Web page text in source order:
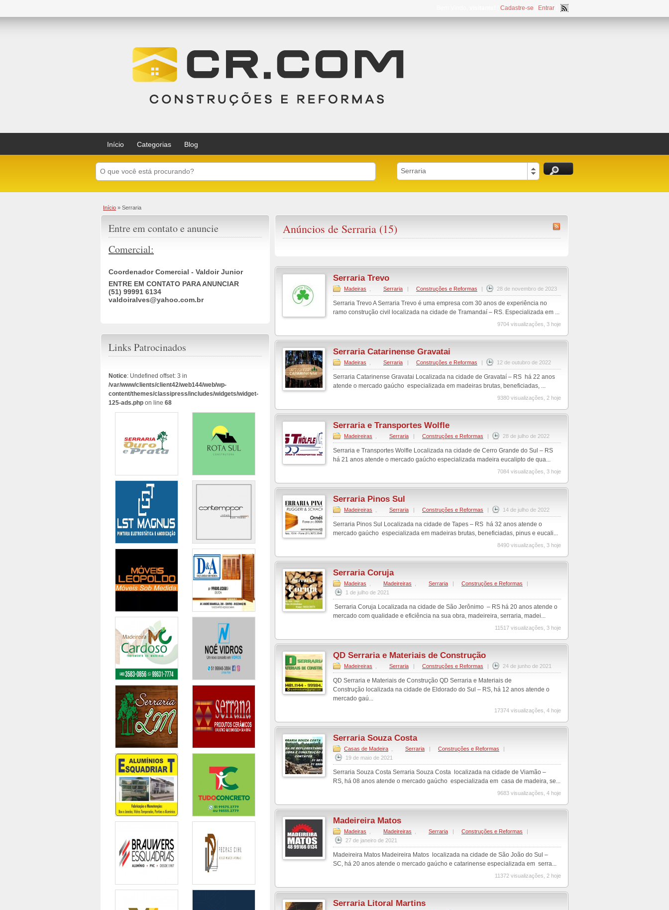
Cadastre-se Entrar
Início Categorias Blog
Serraria
Início » Serraria
Anúncios de Serraria (15)
Serraria Trevo
Madeiras Serraria | Construções e Reformas | 28 de novembro de 2023
Serraria Trevo A Serraria Trevo é uma empresa com 30 anos de experiência no
ramo construção civil localizada na cidade de Tramandaí – RS. Especializada em ...
9704 visualizações, 3 hoje
Serraria Catarinense Gravatai
Madeiras Serraria | Construções e Reformas | 12 de outubro de 2022
Serraria Catarinense Gravatai Localizada na cidade de Gravataí – RS há 22 anos
atende o mercado gaúcho especializada em madeiras brutas, beneficiadas, ...
9380 visualizações, 2 hoje
Serraria e Transportes Wolfle
Madeireiras Serraria | Construções e Reformas | 28 de julho de 2022
Serraria e Transportes Wolfle Localizada na cidade de Cerro Grande do Sul – RS
há 21 anos atende o mercado gaúcho especializada madeira eucalipto de qua...
7084 visualizações, 3 hoje
Serraria Pinos Sul
Madeireiras Serraria | Construções e Reformas | 14 de julho de 2022
Serraria Pinos Sul Localizada na cidade de Tapes – RS há 32 anos atende o
mercado gaúcho especializada em madeiras brutas, beneficiadas, pinus e eucali...
8490 visualizações, 3 hoje
Serraria Coruja
Madeiras Madeireiras Serraria | Construções e Reformas
|
1 de julho de 2021
Serraria Coruja Localizada na cidade de São Jerônimo – RS há 20 anos atende o
mercado com qualidade e eficiência na sua obra, madeireira, serraria, madei...
11517 visualizações, 3 hoje
QD Serraria e Materiais de Construção
Madeireiras Serraria | Construções e Reformas | 24 de junho de 2021
QD Serraria e Materiais de Construção QD Serraria e Materiais de
Construção localizada na cidade de Eldorado do Sul – RS, há 12 anos atende o
mercado gaú...
17374 visualizações, 4 hoje
Serraria Souza Costa
Casas de Madeira Serraria | Construções e Reformas
|
19 de maio de 2021
Serraria Souza Costa Serraria Souza Costa localizada na cidade de Viamão –
RS, há 08 anos atende o mercado gaúcho especializada em casa de madeira, se...
9683 visualizações, 4 hoje
Madeireira Matos
Madeiras Madeireiras Serraria | Construções e Reformas
|
27 de janeiro de 2021
Madeireira Matos Madeireira Matos localizada na cidade de São João do Sul –
SC, há 20 anos atende o mercado gaúcho e catarinense especializada em serra...
11372 visualizações, 2 hoje
Serraria Litoral Martins
Entre em contato e anuncie
Comercial:
Coordenador Comercial - Valdoir Junior
ENTRE EM CONTATO PARA ANUNCIAR
(51) 99991 6134
valdoiralves@yahoo.com.br
Links Patrocinados
Notice: Undefined offset: 3 in
/var/www/clients/client42/web144/web/wp-
content/themes/classipress/includes/widgets/widget-
125-ads.php on line 68